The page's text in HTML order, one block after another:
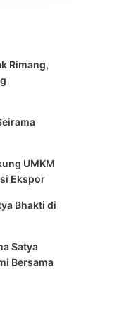
Rimang,
UMKM
Ekspor
Bhakti di
Satya
Bersama